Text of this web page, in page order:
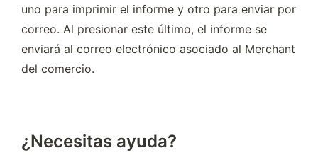
uno para imprimir el informe y otro para enviar por
correo. Al presionar este último, el informe se
enviará al correo electrónico asociado al Merchant
del comercio.
¿Necesitas ayuda?